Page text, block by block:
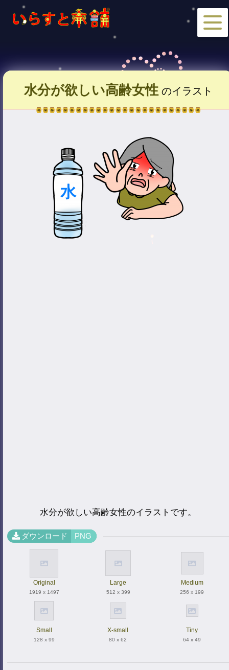
水分が欲しい高齢女性のイラスト
水分が欲しい高齢女性のイラストです。
ダウンロード PNG
Original
1919 x 1497
Large
512 x 399
Medium
256 x 199
Small
128 x 99
X-small
80 x 62
Tiny
64 x 49